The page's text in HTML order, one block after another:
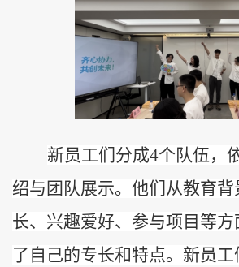
新员工们分成4个队伍，
绍与团队展示。他们从教育
长、兴趣爱好、 参与项目 等方
了自己的专长和特点。新员